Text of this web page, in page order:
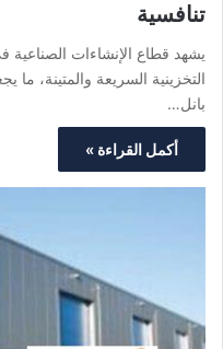
تنافسية
يشهد قطاع الإنشاءات الصناعية
التخزينية السريعة والمتينة،
بانل…
أكمل القراءة »